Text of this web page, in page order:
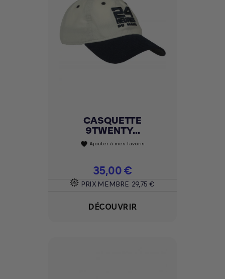
CASQUETTE
9TWENTY...
favorite Ajouter à mes favoris
Prix
35,00 €
PRIX MEMBRE 29,75 €
DÉCOUVRIR